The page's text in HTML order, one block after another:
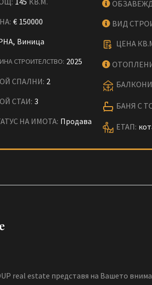
€ 150000
Виница
СТРОИТЕЛСТВО: 2025
СПАЛНИ: 2
СТАИ: 3
НА ИМОТА: Продава
ВИД
ЦЕНА
БАЛКОНИ
БАНЯ С
ЕТАП:
real estate представя на Вашето